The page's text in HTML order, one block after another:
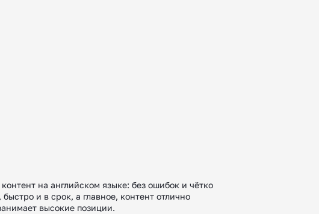
на английском языке: без ошибок и чётко
и в срок, а главное, контент отлично
высокие позиции.